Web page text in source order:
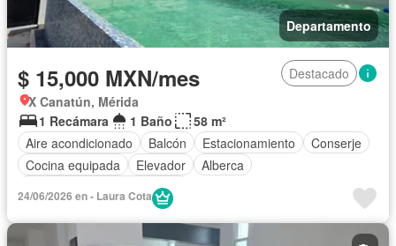
Departamento
$ 15,000 MXN/mes
Destacado
X Canatún, Mérida
1 Recámara
1 Baño
58 m²
Aire acondicionado
Balcón Estacionamiento
Conserje
Cocina equipada
Elevador
Alberca
Completamente amueblado
24/06/2026 en - Laura Cota